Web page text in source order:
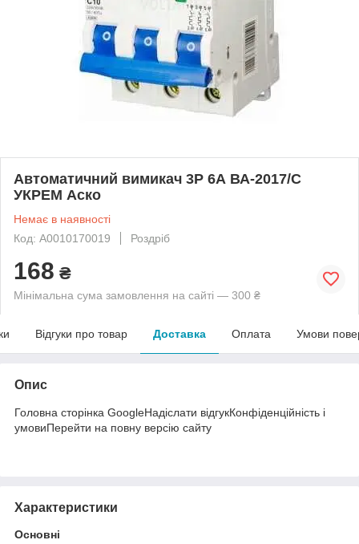
Автоматичний вимикач 3P 6А ВА-2017/С
УКРЕМ Аско
Немає в наявності
Код: A0010170019
Роздріб
168 ₴
Мінімальна сума замовлення на сайті — 300 ₴
Відгуки про товар Доставка Оплата Умови
Опис
Головна сторінка GoogleНадіслати відгукКонфіденційність і
умовиПерейти на повну версію сайту
Характеристики
Основні